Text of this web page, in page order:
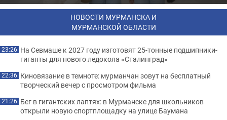
НОВОСТИ МУРМАНСКА И
МУРМАНСКОЙ ОБЛАСТИ
23:26 На Севмаше к 2027 году изготовят 25-тонные подшипники-
гиганты для нового ледокола «Сталинград»
22:36 Киновязание в темноте: мурманчан зовут на бесплатный
творческий вечер с просмотром фильма
21:26 Бег в гигантских лаптях: в Мурманске для школьников
открыли новую спортплощадку на улице Баумана